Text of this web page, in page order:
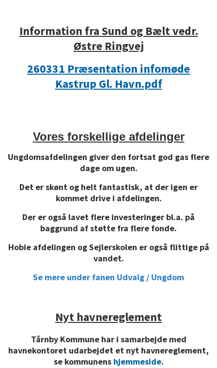
Information fra Sund og Bælt vedr.
Østre Ringvej
260331 Præsentation infomøde
Kastrup Gl. Havn.pdf
Vores forskellige afdelinger
Ungdomsafdelingen giver den fortsat god gas flere
dage om ugen.
Det er skønt og helt fantastisk, at der igen er
kommet drive i afdelingen.
Der er også lavet flere investeringer bl.a. på
baggrund af støtte fra flere fonde.
Hobie afdelingen og Sejlerskolen er også flittige på
vandet.
Se mere under fanen Udvalg / Ungdom
Nyt havnereglement
Tårnby Kommune har i samarbejde med
havnekontoret udarbejdet et nyt havnereglement,
se kommunens hjemmeside.